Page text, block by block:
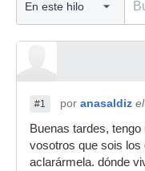
#1 por anasaldiz
Buenas tardes,
vosotros que sois los
aclarármela. dónde